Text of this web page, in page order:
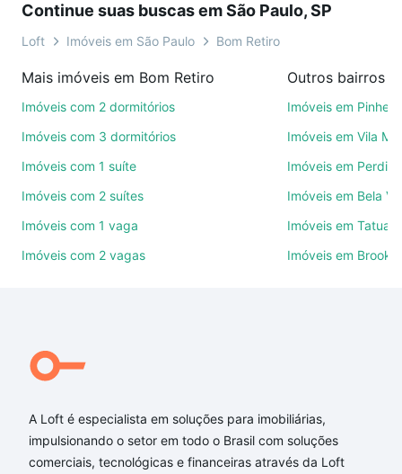
videochamada, é grátis, sem compromisso e você
ainda conta com mais de 46 mil corretores e
de imóveis.
ruas, bairros e até condomínios favoritos. Você
também pode usar os filtros como quantidade de
quartos, suítes, com ou sem vaga de garagem para
comodidades, como piscina, academia, salão de
Qual o preço de Imóveis à venda em rua lubavitch -
Bom Retiro, São Paulo, SP?
Aqui na Loft temos a oferta ideal para você, com
Imóveis à venda em rua lubavitch - Bom Retiro, São
Paulo, SP que custam a partir de R$ 0 e com nossas
Continue suas buscas em São Paulo, SP
Loft Imóveis em São Paulo Bom Retiro
Mais imóveis em Bom Retiro
Imóveis com 2 dormitórios
Imóveis com 3 dormitórios
Imóveis com 1 suíte
Imóveis com 2 suítes
Imóveis com 1 vaga
Imóveis com 2 vagas
Outros bairros
Imóveis em
Imóveis em Vila
Imóveis em
Imóveis em Bela
Imóveis em
Imóveis em
A Loft é especialista em soluções para imobiliárias,
impulsionando o setor em todo o Brasil com soluções
comerciais, tecnológicas e financeiras através da Loft